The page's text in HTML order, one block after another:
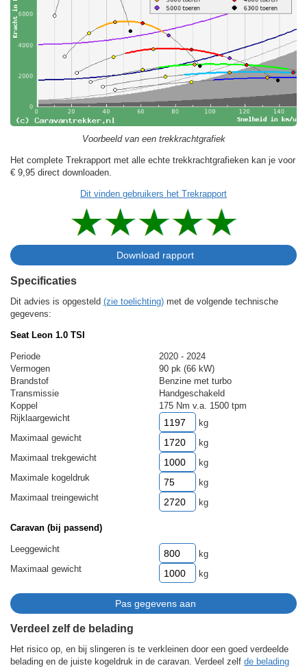
Voorbeeld van een trekkrachtgrafiek
Het complete Trekrapport met alle echte trekkrachtgrafieken kan je voor
€ 9,95 direct downloaden.
Dit vinden gebruikers het Trekrapport
Specificaties
Dit advies is opgesteld (zie toelichting) met de volgende technische
gegevens:
Seat Leon 1.0 TSI
Periode
2020 - 2024
Vermogen
90 pk (66 kW)
Brandstof
Benzine met turbo
Transmissie
Handgeschakeld
Koppel
175 Nm v.a. 1500 tpm
Rijklaargewicht
kg
Maximaal gewicht
kg
Maximaal trekgewicht
kg
Maximale kogeldruk
kg
Maximaal treingewicht
kg
Caravan (bij passend)
Leeggewicht
kg
Maximaal gewicht
kg
Verdeel zelf de belading
Het risico op, en bij slingeren is te verkleinen door een goed verdeelde
belading en de juiste kogeldruk in de caravan. Verdeel zelf de belading